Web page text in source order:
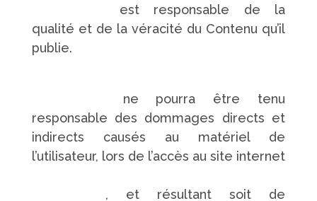
est responsable de la
qualité et de la véracité du Contenu qu’il
publie.
ne pourra être tenu
responsable des dommages directs et
indirects causés au matériel de
l’utilisateur, lors de l’accès au site internet
, et résultant soit de